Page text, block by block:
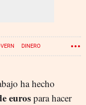
DINERO
ha hecho
euros para hacer